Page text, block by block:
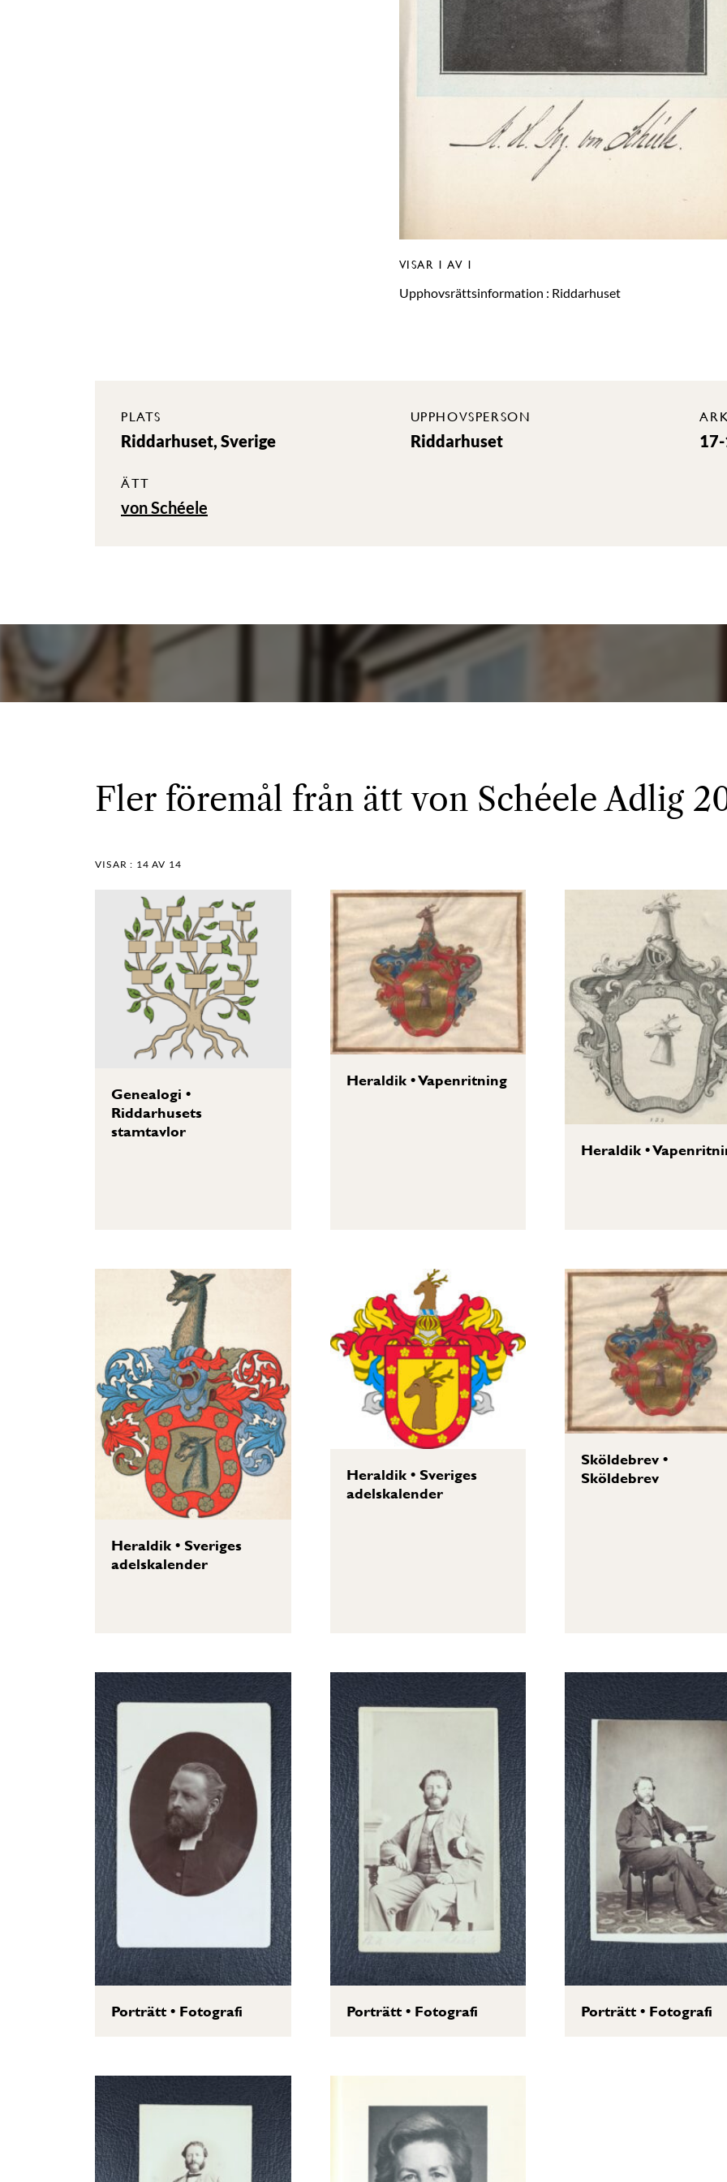
VISAR 1 AV 1
Upphovsrättsinformation : Riddarhuset
PLATS
Riddarhuset, Sverige
UPPHOVSPERSON
Riddarhuset
ÄTT
von Schéele
Fler föremål från ätt von Schéele Adlig
VISAR : 14 AV 14
Genealogi •
Riddarhusets
stamtavlor
Heraldik•Vapenritning
Heraldik•
Heraldik•Sveriges
adelskalender
Heraldik•Sveriges
adelskalender
Sköldebrev•
Sköldebrev
Porträtt• Fotografi Porträtt• Fotografi Porträtt• Fotografi